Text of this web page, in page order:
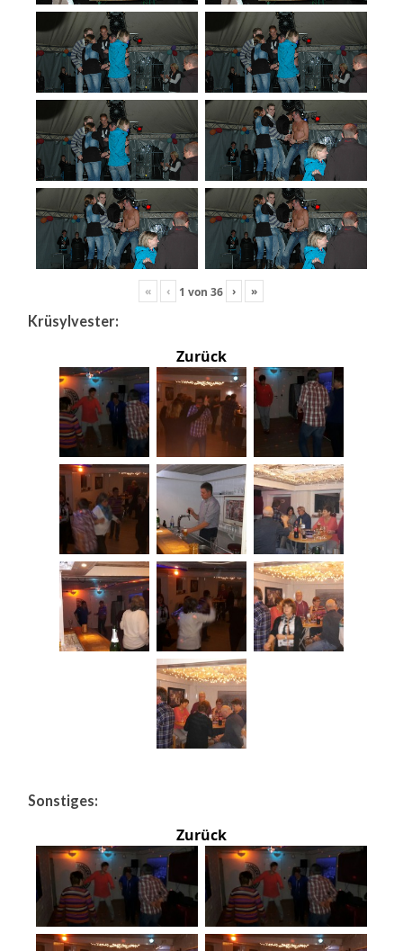
« ‹ 1 von36 › »
Krüsylvester:
Zurück
Sonstiges:
Zurück